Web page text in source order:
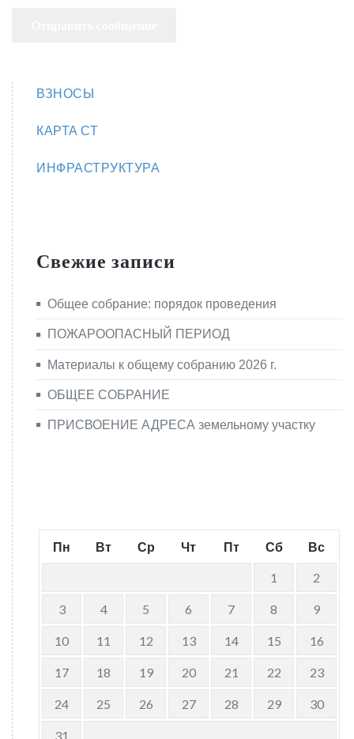
ВЗНОСЫ
КАРТА СТ
ИНФРАСТРУКТУРА
Свежие записи
Общее собрание: порядок проведения
ПОЖАРООПАСНЫЙ ПЕРИОД
Материалы к общему собранию 2026 г.
ОБЩЕЕ СОБРАНИЕ
ПРИСВОЕНИЕ АДРЕСА земельному участку
Пн Вт Ср Чт Пт Сб Вс
1 2
3 4 5 6 7 8 9
10 11 12 13 14 15 16
17 18 19 20 21 22 23
24 25 26 27 28 29 30
31